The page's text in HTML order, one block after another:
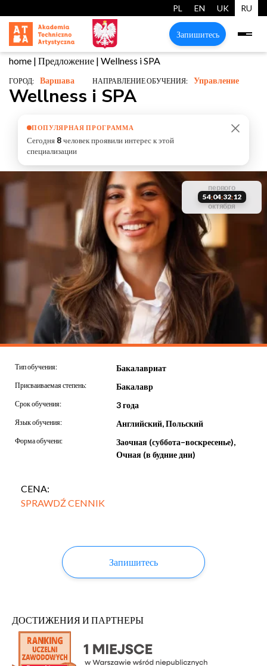
PL EN UK RU
Запишитесь
home | Предложение | Wellness i SPA
ГОРОД: Варшава НАПРАВЛЕНИЕ ОБУЧЕНИЯ: Управление
Wellness i SPA
ПОПУЛЯРНАЯ ПРОГРАММА
Сегодня 8человек проявили интерес к этой
специализации
Тип обучения: Бакалавриат
Присваиваемая степень: Бакалавр
Срок обучения: 3 года
Язык обучения: Английский, Польский
Форма обучени:
Заочная (суббота–воскресенье),
Очная (в будние дни)
CENA:
SPRAWDŹ CENNIK
Запишитесь
ДОСТИЖЕНИЯ И ПАРТНЕРЫ
старт
первого
забронируй
мест
старт
54:04:32:11
обучения
октября
своё место
ограничено
обучения